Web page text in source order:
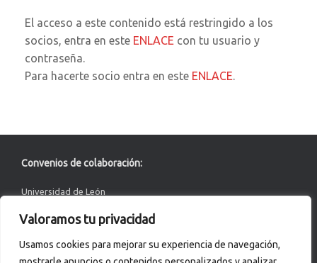
Valoramos tu privacidad
Usamos cookies para mejorar su experiencia de navegación,
El acceso a este contenido está restringido a los
socios, entra en este ENLACE con tu usuario y
contraseña.
Para hacerte socio entra en este ENLACE.
Convenios de colaboración:
Universidad de León
ACERTA Certificación
Asociación de Químicos de Castilla y León